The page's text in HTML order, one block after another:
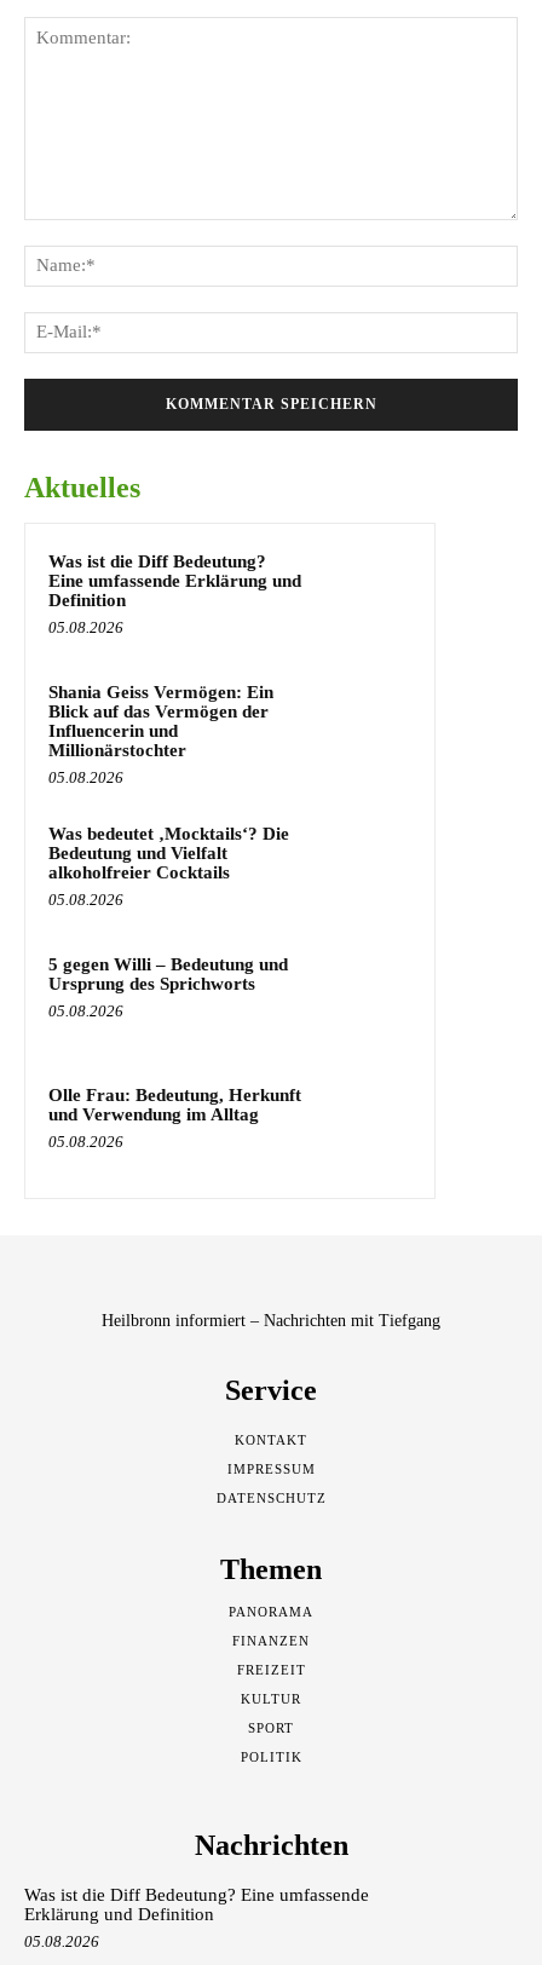
Aktuelles
Was ist die Diff Bedeutung?
Eine umfassende Erklärung und
Definition
05.08.2026
Shania Geiss Vermögen: Ein
Blick auf das Vermögen der
Influencerin und
Millionärstochter
05.08.2026
Was bedeutet ‚Mocktails‘? Die
Bedeutung und Vielfalt
alkoholfreier Cocktails
05.08.2026
5 gegen Willi – Bedeutung und
Ursprung des Sprichworts
05.08.2026
Olle Frau: Bedeutung, Herkunft
und Verwendung im Alltag
05.08.2026
Heilbronn informiert – Nachrichten mit Tiefgang
Service
KONTAKT
IMPRESSUM
DATENSCHUTZ
Themen
PANORAMA
FINANZEN
FREIZEIT
KULTUR
SPORT
POLITIK
Nachrichten
Was ist die Diff Bedeutung? Eine umfassende
Erklärung und Definition
05.08.2026